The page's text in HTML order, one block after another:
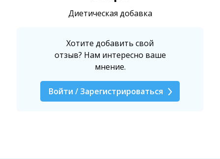
Диетическая добавка
Хотите добавить свой
отзыв? Нам интересно ваше
мнение.
Войти / Зарегистрироваться